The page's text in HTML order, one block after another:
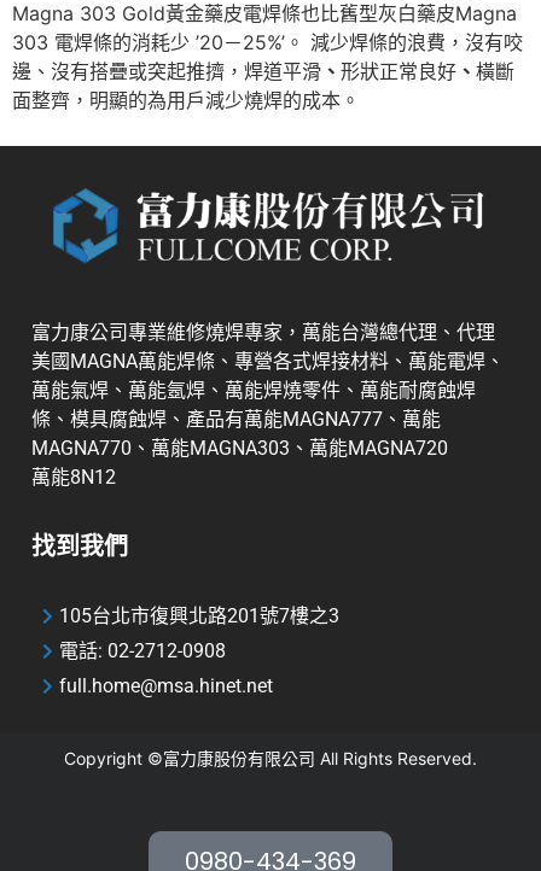
Magna 303 Gold黃金藥皮電焊條也比舊型灰白藥皮Magna
303 電焊條的消耗少 ’20－25%’。 減少焊條的浪費，沒有咬
邊、沒有搭疊或突起推擠，焊道平滑 、 形狀正常良好 、 橫斷
面整齊，明顯的為用戶減少燒焊的成本。
富力康公司專業維修燒焊專家，萬能台灣總代理、代理
美國MAGNA萬能焊條、專營各式焊接材料、萬能電焊、
萬能氣焊、萬能氬焊、萬能焊燒零件、萬能耐腐蝕焊
條、模具腐蝕焊、產品有萬能MAGNA777、萬能
MAGNA770、萬能MAGNA303、萬能MAGNA720
萬能8N12
找到我們
105台北市復興北路201號7樓之3
電話: 02-2712-0908
full.home@msa.hinet.net
Copyright ©富力康股份有限公司 All Rights Reserved.
0980-434-369